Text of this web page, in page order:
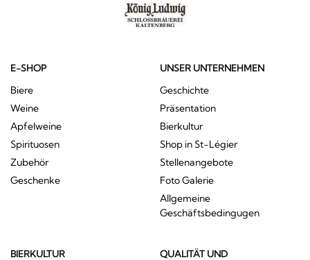
E-SHOP
Biere
Weine
Apfelweine
Spirituosen
Zubehör
Geschenke
UNSER UNTERNEHMEN
Geschichte
Präsentation
Bierkultur
Shop in St-Légier
Stellenangebote
Foto Galerie
Allgemeine
Geschäftsbedingugen
BIERKULTUR
QUALITÄT UND